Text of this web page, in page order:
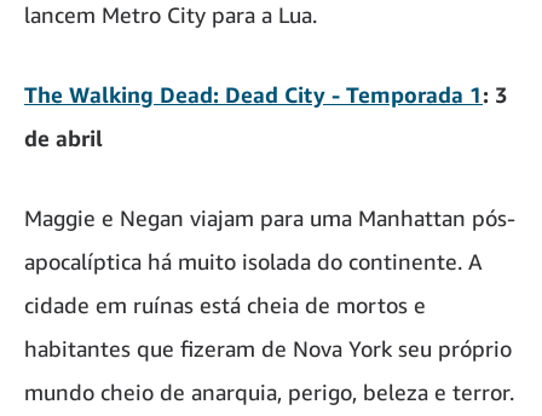
lancem Metro City para a Lua.
The Walking Dead: Dead City - Temporada 1: 3
de abril
Maggie e Negan viajam para uma Manhattan pós-
apocalíptica há muito isolada do continente. A
cidade em ruínas está cheia de mortos e
habitantes que fizeram de Nova York seu próprio
mundo cheio de anarquia, perigo, beleza e terror.